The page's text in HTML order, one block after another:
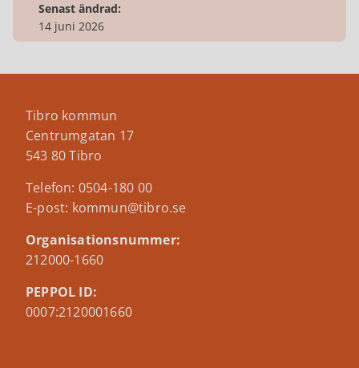
Senast ändrad:
14 juni 2026
Tibro kommun
Centrumgatan 17
543 80 Tibro
Telefon: 0504-180 00
E-post: kommun@tibro.se
Organisationsnummer:
212000-1660
PEPPOL ID:
0007:2120001660